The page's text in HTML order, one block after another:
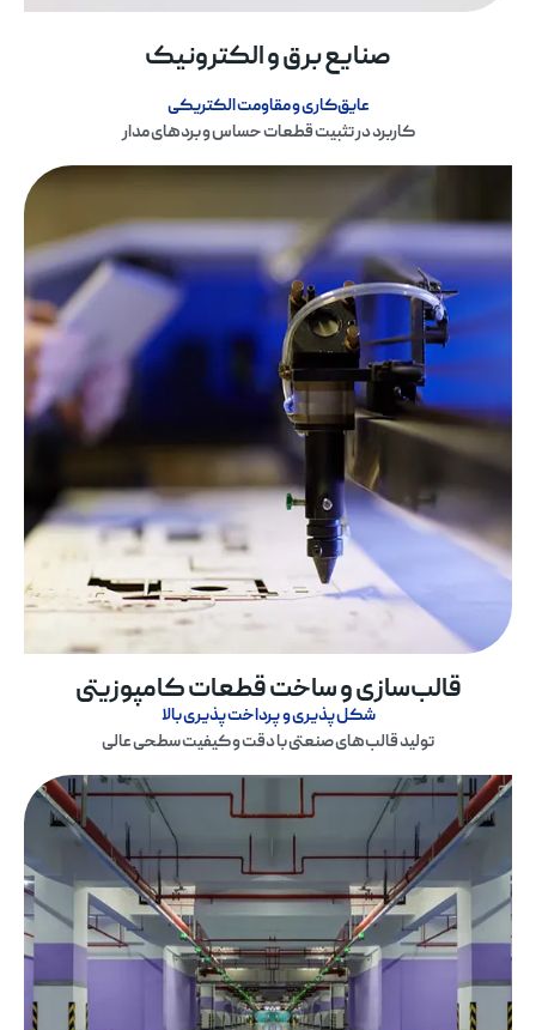
صنایع برق و الکترونیک
عایق‌کاری و مقاومت الکتریکی
کاربرد در تثبیت قطعات حساس و بردهای مدار
قالب‌سازی و ساخت قطعات کامپوزیتی
شکل‌پذیری و پرداخت‌پذیری بالا
تولید قالب‌های صنعتی با دقت و کیفیت سطحی عالی